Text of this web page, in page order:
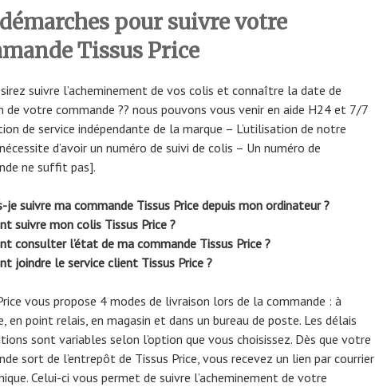
pour suivre votre
Tissus Price
suivre l’acheminement de vos colis et connaître la date de
de votre commande ?? nous pouvons vous venir en aide H24 et 7/7
de service indépendante de la marque – L’utilisation de notre
d’avoir un numéro de suivi de colis – Un numéro de
ne suffit pas].
je suivre ma commande Tissus Price depuis mon ordinateur ?
suivre mon colis Tissus Price ?
consulter l’état de ma commande Tissus Price ?
joindre le service client Tissus Price ?
vous propose 4 modes de livraison lors de la commande : à
en point relais, en magasin et dans un bureau de poste. Les délais
sont variables selon l’option que vous choisissez. Dès que votre
sort de l’entrepôt de Tissus Price, vous recevez un lien par courrier
Celui-ci vous permet de suivre l’acheminement de votre